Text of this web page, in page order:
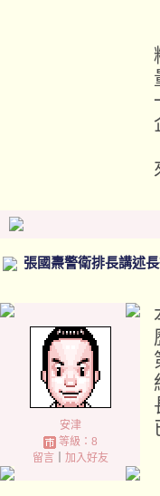
張國燾警衛排長講述
安津
等級：8
留言｜ 加入好友